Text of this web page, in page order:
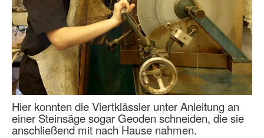
Hier konnten die Viertklässler unter Anleitung an
einer Steinsäge sogar Geoden schneiden, die sie
anschließend mit nach Hause nahmen.